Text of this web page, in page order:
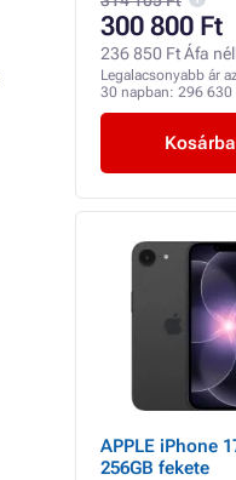
300 800 Ft
236 850 Ft Áfa
Legalacsonyabb ár
30 napban: 296 630
Kosárba
APPLE iPhone
256GB fekete